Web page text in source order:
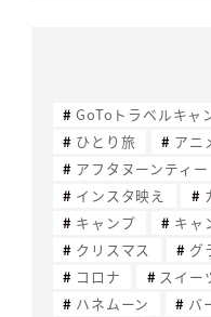
GoToトラベルキャ
ひとり旅
アニ
アフタヌーンティー
インスタ映え
キャンプ
キャ
クリスマス
グ
コロナ
スイー
ハネムーン
バ